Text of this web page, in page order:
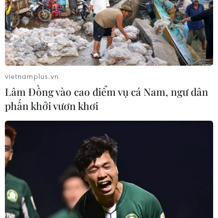
15/05/2022 13:23
Để bảo đảm quyền lợi cho người bệnh có thẻ bảo hiểm
y tế, BHXH Việt Nam đề xuất Bộ Y tế cho ý kiến tháo gỡ
vướng mắc trong thanh toán BHYT với máy mượn, máy
đặt tại các cơ sở y tế.
vietnamplus.vn
Lâm Đồng vào cao điểm vụ cá Nam, ngư dân
phấn khởi vươn khơi